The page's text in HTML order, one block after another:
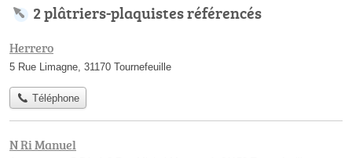
2 plâtriers-plaquistes référencés
Herrero
5 Rue Limagne, 31170 Tournefeuille
Téléphone
N Ri Manuel